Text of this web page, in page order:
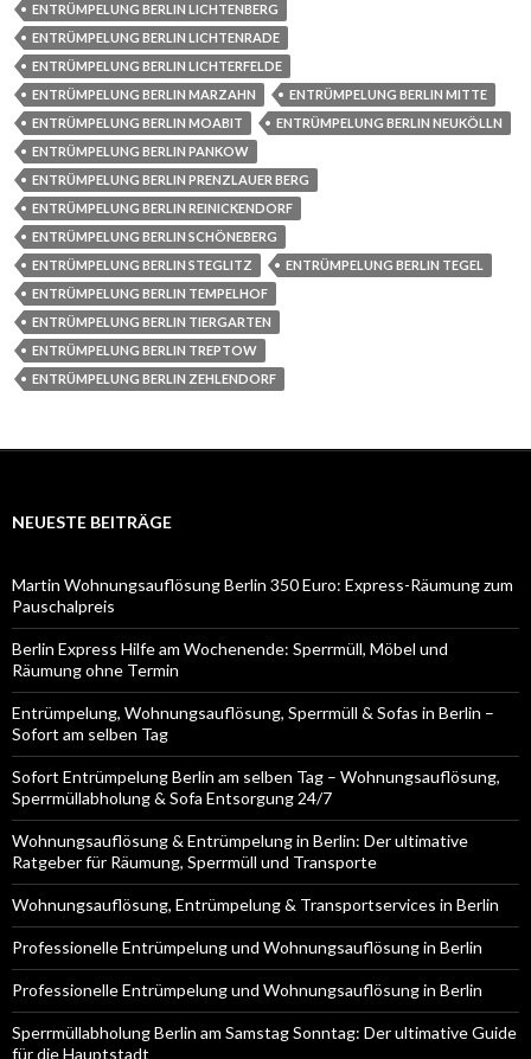
ENTRÜMPELUNG BERLIN LICHTENBERG
ENTRÜMPELUNG BERLIN LICHTENRADE
ENTRÜMPELUNG BERLIN LICHTERFELDE
ENTRÜMPELUNG BERLIN MARZAHN
ENTRÜMPELUNG BERLIN MITTE
ENTRÜMPELUNG BERLIN MOABIT
ENTRÜMPELUNG BERLIN NEUKÖLLN
ENTRÜMPELUNG BERLIN PANKOW
ENTRÜMPELUNG BERLIN PRENZLAUER BERG
ENTRÜMPELUNG BERLIN REINICKENDORF
ENTRÜMPELUNG BERLIN SCHÖNEBERG
ENTRÜMPELUNG BERLIN STEGLITZ
ENTRÜMPELUNG BERLIN TEGEL
ENTRÜMPELUNG BERLIN TEMPELHOF
ENTRÜMPELUNG BERLIN TIERGARTEN
ENTRÜMPELUNG BERLIN TREPTOW
ENTRÜMPELUNG BERLIN ZEHLENDORF
NEUESTE BEITRÄGE
Martin Wohnungsauflösung Berlin 350 Euro: Express-Räumung zum
Pauschalpreis
Berlin Express Hilfe am Wochenende: Sperrmüll, Möbel und
Räumung ohne Termin
Entrümpelung, Wohnungsauflösung, Sperrmüll & Sofas in Berlin –
Sofort am selben Tag
Sofort Entrümpelung Berlin am selben Tag – Wohnungsauflösung,
Sperrmüllabholung & Sofa Entsorgung 24/7
Wohnungsauflösung & Entrümpelung in Berlin: Der ultimative
Ratgeber für Räumung, Sperrmüll und Transporte
Wohnungsauflösung, Entrümpelung & Transportservices in Berlin
Professionelle Entrümpelung und Wohnungsauflösung in Berlin
Professionelle Entrümpelung und Wohnungsauflösung in Berlin
Sperrmüllabholung Berlin am Samstag Sonntag: Der ultimative Guide
für die Hauptstadt